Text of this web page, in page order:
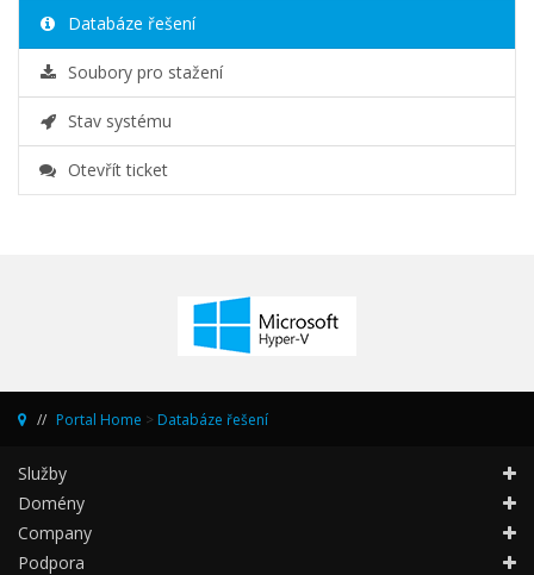
Databáze řešení
Soubory pro stažení
Stav systému
Otevřít ticket
Portal Home > Databáze řešení
Služby
Domény
Company
Podpora